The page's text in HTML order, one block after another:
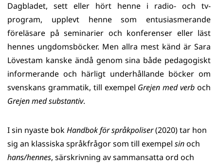
Dagbladet, sett eller hört henne i radio- och tv-
program, upplevt henne som entusiasmerande
föreläsare på seminarier och konferenser eller läst
hennes ungdomsböcker. Men allra mest känd är Sara
Lövestam kanske ändå genom sina både pedagogiskt
informerande och härligt underhållande böcker om
svenskans grammatik, till exempel Grejen med verboch
Grejen med substantiv.
I sin nyaste bokHandbok för språkpoliser(2020) tar hon
sig an klassiska språkfrågor som till exempel sinoch
hans/hennes, särskrivning av sammansatta ord och